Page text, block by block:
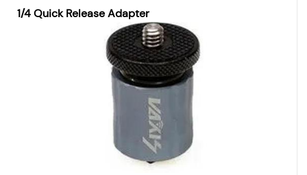
1/4 Quick Release Adapter